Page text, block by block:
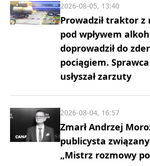
Prowadził traktor z
pod wpływem
doprowadził do
pociągiem.
usłyszał zarzuty
2026-08-05, 13:40
Zmarł Andrzej
publicysta związany
„Mistrz rozmowy
2026-08-04, 16:57